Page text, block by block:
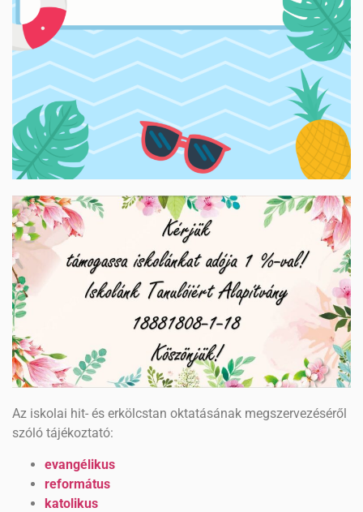
Az iskolai hit- és erkölcstan oktatásának megszervezéséről
szóló tájékoztató:
evangélikus
református
katolikus